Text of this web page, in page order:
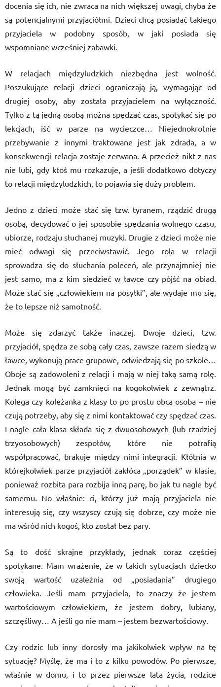
docenia się ich, nie zwraca na nich większej uwagi, chyba że
są potencjalnymi przyjaciółmi. Dzieci chcą posiadać takiego
przyjaciela w podobny sposób, w jaki posiada się
wspomniane wcześniej zabawki.
W relacjach międzyludzkich niezbędna jest wolność.
Poszukujące relacji dzieci ograniczają ją, wymagając od
drugiej osoby, aby została przyjacielem na wyłączność.
Tylko z tą jedną osobą można spędzać czas, spotykać się po
lekcjach, iść w parze na wycieczce… Niejednokrotnie
przebywanie z innymi traktowane jest jak zdrada, a w
konsekwencji relacja zostaje zerwana. A przecież nikt z nas
nie lubi, gdy ktoś mu rozkazuje, a jeśli dodatkowo dotyczy
to relacji międzyludzkich, to pojawia się duży problem.
Jedno z dzieci może stać się tzw. tyranem, rządzić drugą
osobą, decydować o jej sposobie spędzania wolnego czasu,
ubiorze, rodzaju słuchanej muzyki. Drugie z dzieci może nie
mieć odwagi się przeciwstawić. Jego rola w relacji
sprowadza się do słuchania poleceń, ale przynajmniej nie
jest samo, ma z kim siedzieć w ławce czy pójść na obiad.
Może stać się „człowiekiem na posyłki”, ale wydaje mu się,
że to lepsze niż samotność.
Może się zdarzyć także inaczej. Dwoje dzieci, tzw.
przyjaciół, spędza ze sobą cały czas, zawsze razem siedzą w
ławce, wykonują prace grupowe, odwiedzają się po szkole…
Oboje są zadowoleni z relacji i mają w niej taką samą rolę.
Jednak mogą być zamknięci na kogokolwiek z zewnątrz.
Kolega czy koleżanka z klasy to po prostu obca osoba – nie
czują potrzeby, aby się z nimi kontaktować czy spędzać czas.
I nagle cała klasa składa się z dwuosobowych (lub rzadziej
trzyosobowych) zespołów, które nie potrafią
współpracować, brakuje między nimi integracji. Kłótnia w
którejkolwiek parze przyjaciół zakłóca „porządek” w klasie,
ponieważ rozbita para rozbija inną parę, bo jak tu nagle być
samemu. No właśnie: ci, którzy już mają przyjaciela nie
interesują się, czy wszyscy czują się dobrze, czy może nie
ma wśród nich kogoś, kto został bez pary.
Są to dość skrajne przykłady, jednak coraz częściej
spotykane. Mam wrażenie, że w takich sytuacjach dziecko
swoją wartość uzależnia od „posiadania” drugiego
człowieka. Jeśli mam przyjaciela, to znaczy że jestem
wartościowym człowiekiem, że jestem dobry, lubiany,
szczęśliwy… A jeśli go nie mam – jestem bezwartościowy.
Czy rodzic lub inny dorosły ma jakikolwiek wpływ na tę
sytuację? Myślę, że ma i to z kilku powodów. Po pierwsze,
właśnie w domu, i to przez pierwsze lata życia, rodzice